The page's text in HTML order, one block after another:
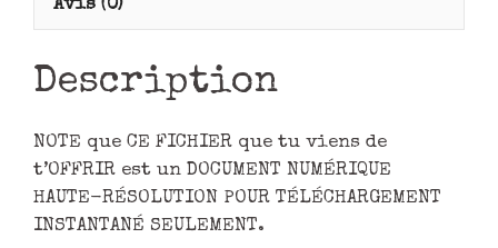
Avis (0)
Description
NOTE que CE FICHIER que tu viens de
t’OFFRIR est un DOCUMENT NUMÉRIQUE
HAUTE-RÉSOLUTION POUR TÉLÉCHARGEMENT
INSTANTANÉ SEULEMENT.